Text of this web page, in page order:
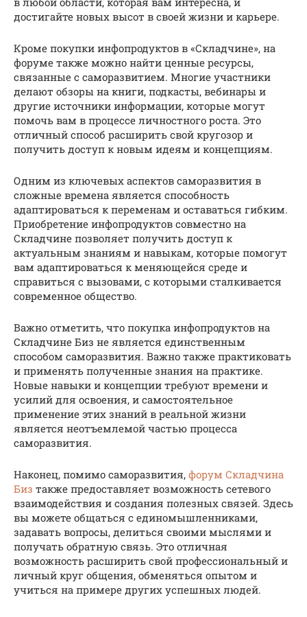
достигайте новых высот в своей жизни и карьере.
Кроме покупки инфопродуктов в «Складчине», на
форуме также можно найти ценные ресурсы,
связанные с саморазвитием. Многие участники
делают обзоры на книги, подкасты, вебинары и
другие источники информации, которые могут
помочь вам в процессе личностного роста. Это
отличный способ расширить свой кругозор и
получить доступ к новым идеям и концепциям.
Одним из ключевых аспектов саморазвития в
сложные времена является способность
адаптироваться к переменам и оставаться гибким.
Приобретение инфопродуктов совместно на
Складчине позволяет получить доступ к
актуальным знаниям и навыкам, которые помогут
вам адаптироваться к меняющейся среде и
справиться с вызовами, с которыми сталкивается
современное общество.
Важно отметить, что покупка инфопродуктов на
Складчине Биз не является единственным
способом саморазвития. Важно также практиковать
и применять полученные знания на практике.
Новые навыки и концепции требуют времени и
усилий для освоения, и самостоятельное
применение этих знаний в реальной жизни
является неотъемлемой частью процесса
саморазвития.
Наконец, помимо саморазвития, форум Складчина
Биз также предоставляет возможность сетевого
взаимодействия и создания полезных связей. Здесь
вы можете общаться с единомышленниками,
задавать вопросы, делиться своими мыслями и
получать обратную связь. Это отличная
возможность расширить свой профессиональный и
личный круг общения, обменяться опытом и
учиться на примере других успешных людей.